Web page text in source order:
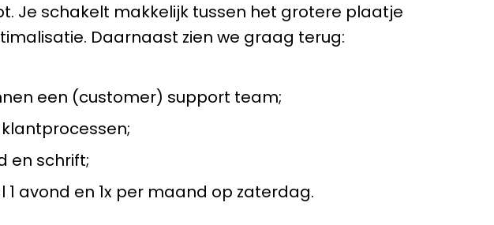
Je schakelt makkelijk tussen het grotere plaatje
Daarnaast zien we graag terug:
een (customer) support team;
en schrift;
avond en 1x per maand op zaterdag.